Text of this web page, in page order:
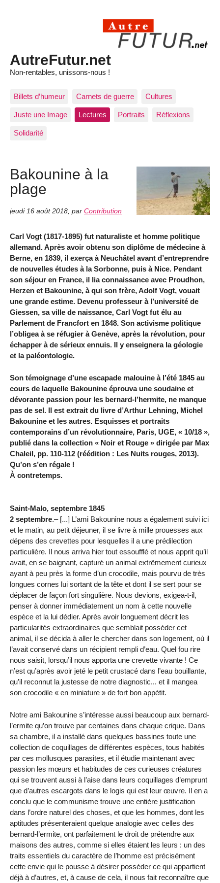
AutreFutur.net
Non-rentables, unissons-nous !
Billets d’humeur Carnets de guerre Cultures
Juste une Image Lectures Portraits Réflexions
Solidarité
Bakounine à la
plage
jeudi 16 août 2018 par Contribution
Carl Vogt (1817-1895) fut naturaliste et homme politique
allemand. Après avoir obtenu son diplôme de médecine à
Berne, en 1839, il exerça à Neuchâtel avant d’entreprendre
de nouvelles études à la Sorbonne, puis à Nice. Pendant
son séjour en France, il lia connaissance avec Proudhon,
Herzen et Bakounine, à qui son frère, Adolf Vogt, vouait
une grande estime. Devenu professeur à l’université de
Giessen, sa ville de naissance, Carl Vogt fut élu au
Parlement de Francfort en 1848. Son activisme politique
l’obligea à se réfugier à Genève, après la révolution, pour
échapper à de sérieux ennuis. Il y enseignera la géologie
et la paléontologie.
Son témoignage d’une escapade malouine à l’été 1845 au
cours de laquelle Bakounine éprouva une soudaine et
dévorante passion pour les bernard-l’hermite, ne manque
pas de sel. Il est extrait du livre d’Arthur Lehning, Michel
Bakounine et les autres. Esquisses et portraits
contemporains d’un révolutionnaire, Paris, UGE, « 10/18 »,
publié dans la collection « Noir et Rouge » dirigée par Max
Chaleil, pp. 110-112 (réédition : Les Nuits rouges, 2013).
Qu’on s’en régale !
À contretemps.
Saint-Malo, septembre 1845
2 septembre.– [...] L’ami Bakounine nous a également suivi ici
et le matin, au petit déjeuner, il se livre à mille prouesses aux
dépens des crevettes pour lesquelles il a une prédilection
particulière. Il nous arriva hier tout essoufflé et nous apprit qu’il
avait, en se baignant, capturé un animal extrêmement curieux
ayant à peu près la forme d’un crocodile, mais pourvu de très
longues cornes lui sortant de la tête et dont il se sert pour se
déplacer de façon fort singulière. Nous devions, exigea-t-il,
penser à donner immédiatement un nom à cette nouvelle
espèce et la lui dédier. Après avoir longuement décrit les
particularités extraordinaires que semblait posséder cet
animal, il se décida à aller le chercher dans son logement, où il
l’avait conservé dans un récipient rempli d’eau. Quel fou rire
nous saisit, lorsqu’il nous apporta une crevette vivante ! Ce
n’est qu’après avoir jeté le petit crustacé dans l’eau bouillante,
qu’il reconnut la justesse de notre diagnostic... et il mangea
son crocodile « en miniature » de fort bon appétit.
Notre ami Bakounine s’intéresse aussi beaucoup aux bernard-
l’ermite qu’on trouve par centaines dans chaque crique. Dans
sa chambre, il a installé dans quelques bassines toute une
collection de coquillages de différentes espèces, tous habités
par ces mollusques parasites, et il étudie maintenant avec
passion les mœurs et habitudes de ces curieuses créatures
qui se trouvent aussi à l’aise dans leurs coquillages d’emprunt
que d’autres escargots dans le logis qui est leur œuvre. Il en a
conclu que le communisme trouve une entière justification
dans l’ordre naturel des choses, et que les hommes, dont les
aptitudes présenteraient quelque analogie avec celles des
bernard-l’ermite, ont parfaitement le droit de prétendre aux
maisons des autres, comme si elles étaient les leurs : un des
traits essentiels du caractère de l’homme est précisément
cette envie qui le pousse à désirer posséder ce qui appartient
déjà à d’autres, et, à cause de cela, il nous fait reconnaître que